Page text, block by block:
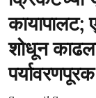
कायापालट;
शोधून